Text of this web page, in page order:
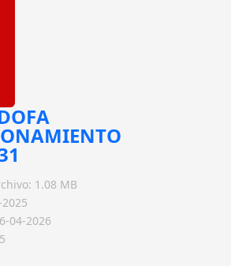
1.08 MB
04-2026